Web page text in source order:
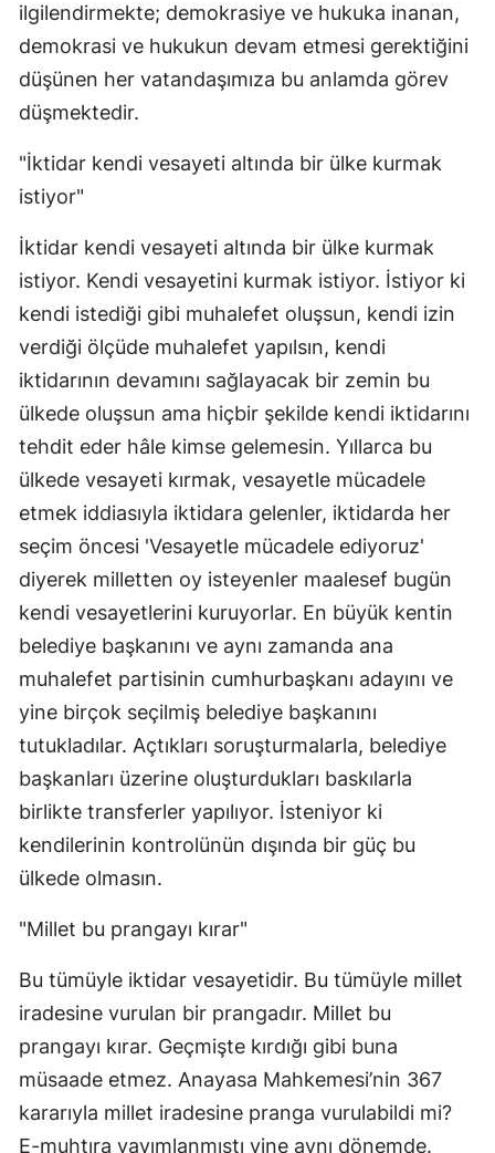
ilgilendirmekte; demokrasiye ve hukuka inanan,
demokrasi ve hukukun devam etmesi gerektiğini
düşünen her vatandaşımıza bu anlamda görev
düşmektedir.
"İktidar kendi vesayeti altında bir ülke kurmak
istiyor"
İktidar kendi vesayeti altında bir ülke kurmak
istiyor. Kendi vesayetini kurmak istiyor. İstiyor ki
kendi istediği gibi muhalefet oluşsun, kendi izin
verdiği ölçüde muhalefet yapılsın, kendi
iktidarının devamını sağlayacak bir zemin bu
ülkede oluşsun ama hiçbir şekilde kendi iktidarını
tehdit eder hâle kimse gelemesin. Yıllarca bu
ülkede vesayeti kırmak, vesayetle mücadele
etmek iddiasıyla iktidara gelenler, iktidarda her
seçim öncesi 'Vesayetle mücadele ediyoruz'
diyerek milletten oy isteyenler maalesef bugün
kendi vesayetlerini kuruyorlar. En büyük kentin
belediye başkanını ve aynı zamanda ana
muhalefet partisinin cumhurbaşkanı adayını ve
yine birçok seçilmiş belediye başkanını
tutukladılar. Açtıkları soruşturmalarla, belediye
başkanları üzerine oluşturdukları baskılarla
birlikte transferler yapılıyor. İsteniyor ki
kendilerinin kontrolünün dışında bir güç bu
ülkede olmasın.
"Millet bu prangayı kırar"
Bu tümüyle iktidar vesayetidir. Bu tümüyle millet
iradesine vurulan bir prangadır. Millet bu
prangayı kırar. Geçmişte kırdığı gibi buna
müsaade etmez. Anayasa Mahkemesi’nin 367
kararıyla millet iradesine pranga vurulabildi mi?
E-muhtıra yayımlanmıştı yine aynı dönemde.